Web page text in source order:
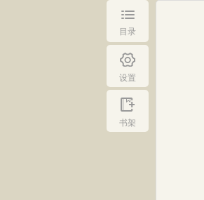
目录
设置
书架